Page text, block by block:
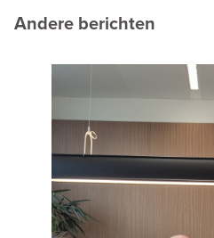
Andere berichten